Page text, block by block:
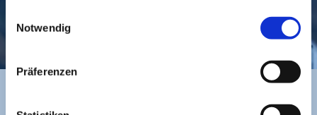
Notwendig
Präferenzen